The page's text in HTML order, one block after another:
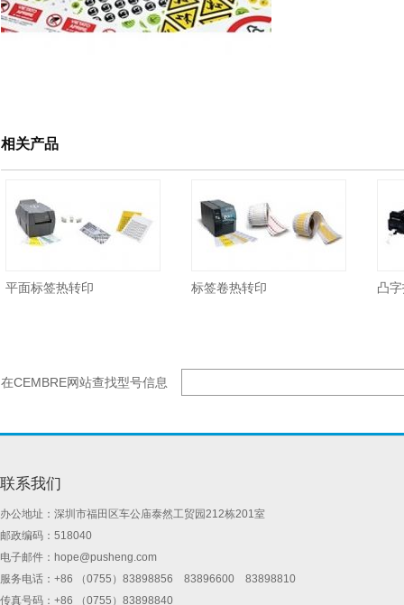
相关产品
平面标签热转印 标签卷热转印 凸
在CEMBRE网站查找型号信息
联系我们
办公地址：深圳市福田区车公庙泰然工贸园212栋201室
邮政编码：518040
电子邮件： hope@pusheng.com
服务电话：+86 （0755）83898856 83896600 83898810
传真号码：+86 （0755）83898840